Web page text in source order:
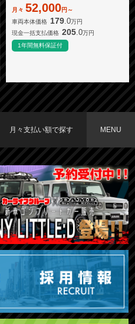
月々 52,000円～
車両本体価格 179.0万円
現金一括支払価格 205 .0万円
1年間無料保証付
す
月々支払い額で探す
〜19,999円
20,000円〜29,999円
30,000円〜39,999円
40,000円〜49,999円
50,000円〜
MENU